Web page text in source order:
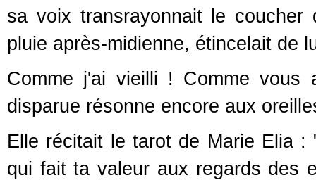
sa voix transrayonnait le
pluie après-midienne, étincelait de
Comme j'ai vieilli ! Comme vous
disparue résonne encore aux
Elle récitait le tarot de Marie Elia :
qui fait ta valeur aux regards des